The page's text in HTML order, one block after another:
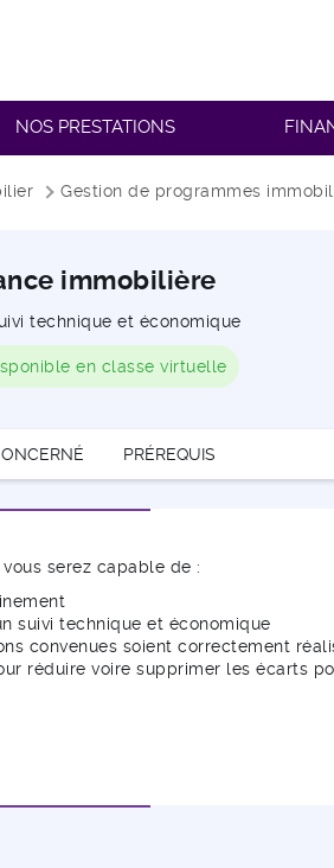
NOS PRESTATIONS
Gestion de programmes
immobilière
technique et économique
en classe virtuelle
PRÉREQUIS
serez capable de :
suivi technique et économique
convenues soient correctement
réduire voire supprimer les écarts